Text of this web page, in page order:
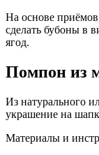
На основе
сделать бубоны в
ягод.
Помпон из
Из натурального
украшение на
Материалы и